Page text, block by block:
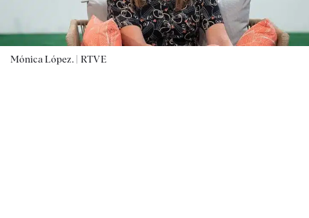
Mónica López. | RTVE